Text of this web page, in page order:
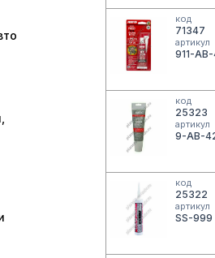
код
71347
артикул
911-
код
25323
артикул
9-AB-
код
25322
артикул
SS-999